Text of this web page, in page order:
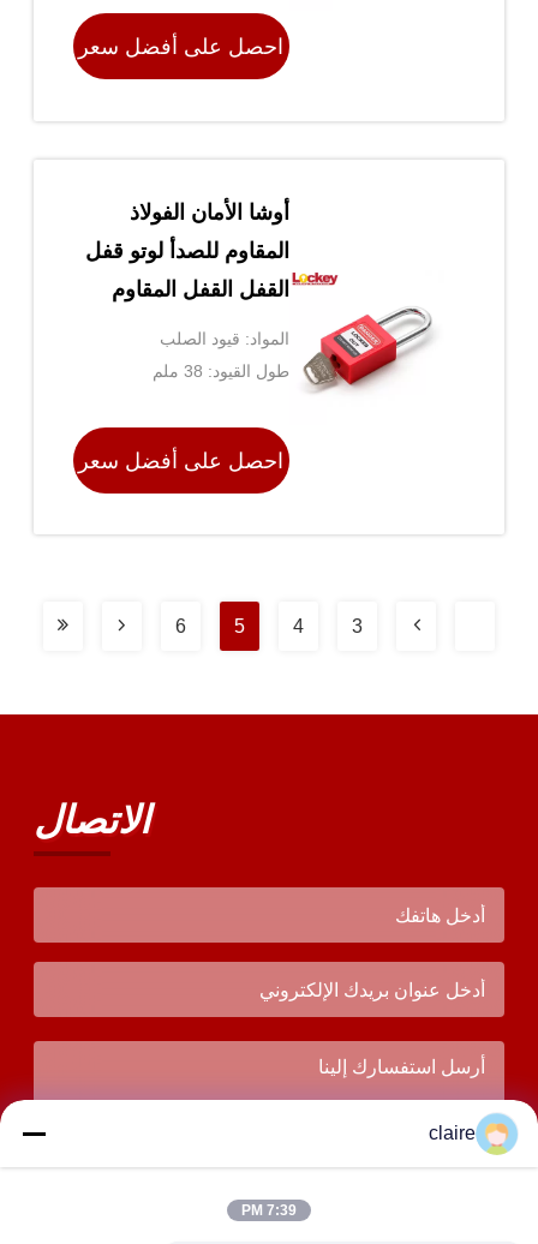
احصل على أفضل سعر
أوشا الأمان الفولاذ
المقاوم للصدأ لوتو قفل
القفل القفل المقاوم
للتآكل
المواد: قيود الصلب
طول القيود: 38 ملم
احصل على أفضل سعر
3
4
5
6
الاتصال
claire
7:39 PM